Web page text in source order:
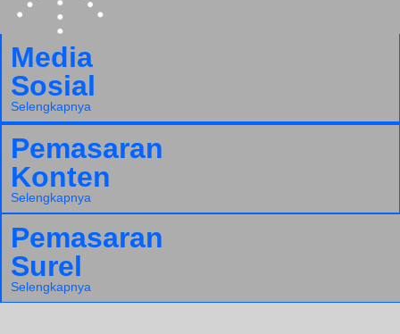
Media
Sosial
Selengkapnya
Pemasaran
Konten
Selengkapnya
Pemasaran
Surel
Selengkapnya